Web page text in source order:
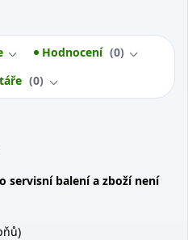
Hodnocení
0
0
servisní balení a zboží není